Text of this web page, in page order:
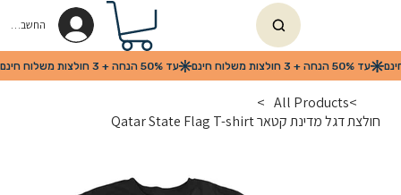
החשבון שלי
>
All Products
>
חולצת דגל מדינת קטאר Qatar State Flag T-shirt